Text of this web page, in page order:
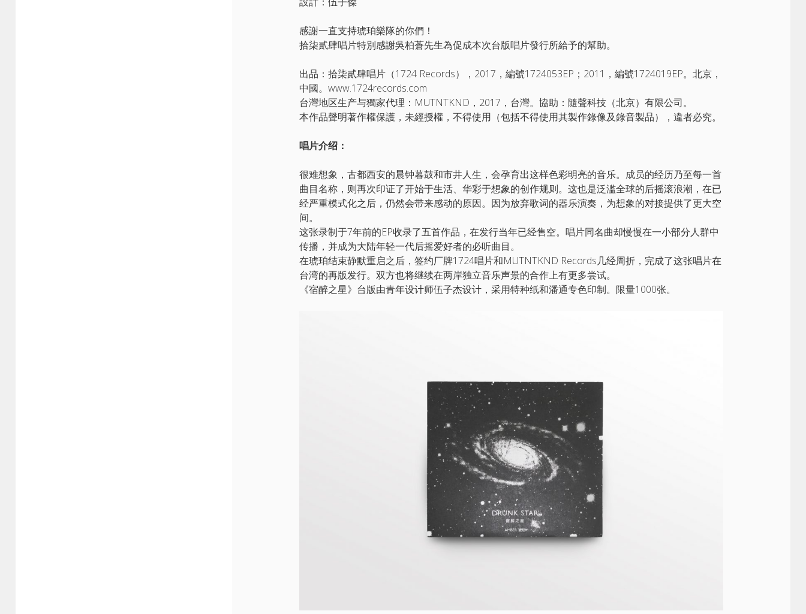
感謝一直支持琥珀樂隊的你們！
拾柒貳肆唱片特別感謝吳柏蒼先生為促成本次台版唱片發行所給予的幫助。
出品：拾柒貳肆唱片（1724 Records），2017，編號1724053EP；2011，編號1724019EP。北京，
中國。www.1724records.com
台灣地区生产与獨家代理：MUTNTKND，2017，台灣。協助：隨聲科技（北京）有限公司。
本作品聲明著作權保護，未經授權，不得使用（包括不得使用其製作錄像及錄音製品），違者必究。
唱片介绍：
很难想象，古都西安的晨钟暮鼓和市井人生，会孕育出这样色彩明亮的音乐。成员的经历乃至每一首
曲目名称，则再次印证了开始于生活、华彩于想象的创作规则。这也是泛滥全球的后摇滚浪潮，在已
经严重模式化之后，仍然会带来感动的原因。因为放弃歌词的器乐演奏，为想象的对接提供了更大空
间。
这张录制于7年前的EP收录了五首作品，在发行当年已经售空。唱片同名曲却慢慢在一小部分人群中
传播，并成为大陆年轻一代后摇爱好者的必听曲目。
在琥珀结束静默重启之后，签约厂牌1724唱片和MUTNTKND Records几经周折，完成了这张唱片在
台湾的再版发行。双方也将继续在两岸独立音乐声景的合作上有更多尝试。
《宿醉之星》台版由青年设计师伍子杰设计，采用特种纸和潘通专色印制。限量1000张。